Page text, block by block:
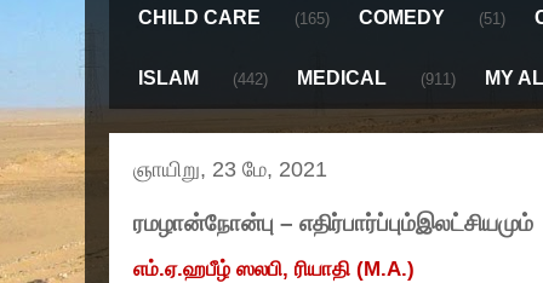
CHILD CARE (165) COMEDY (51)
ISLAM (442) MEDICAL (911) MY
ஞாயிறு, 23 மே, 2021
ரமழான்நோன்பு – எதிர்பார்ப்பும்இலட்சியமும்
எம்.ஏ.ஹபீழ் ஸலபி, ரியாதி (M.A.)